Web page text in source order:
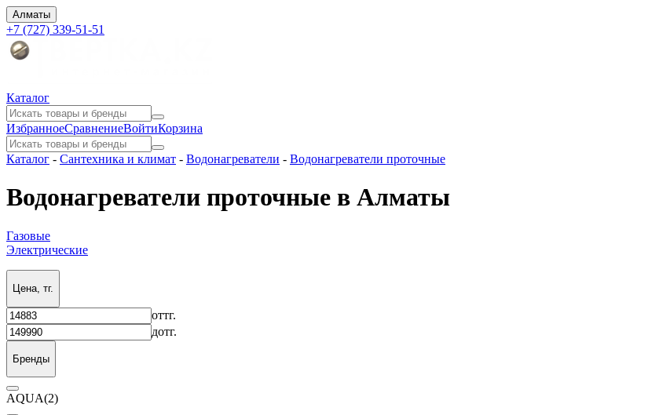
Алматы
+7 (727) 339-51-51
Каталог
ИзбранноеСравнениеВойтиКорзина
Каталог - Сантехника и климат - Водонагреватели - Водонагреватели проточные
Водонагреватели проточные в Алматы
Газовые
Электрические
Цена, тг.
оттг.
дотг.
Бренды
AQUA(2)